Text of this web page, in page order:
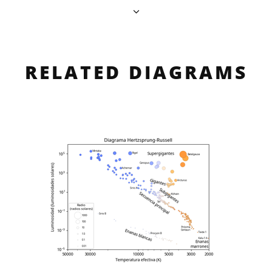
RELATED DIAGRAMS